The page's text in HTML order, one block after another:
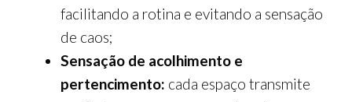
facilitando a rotina e evitando a sensação
de caos;
Sensação de acolhimento e
pertencimento: cada espaço transmite